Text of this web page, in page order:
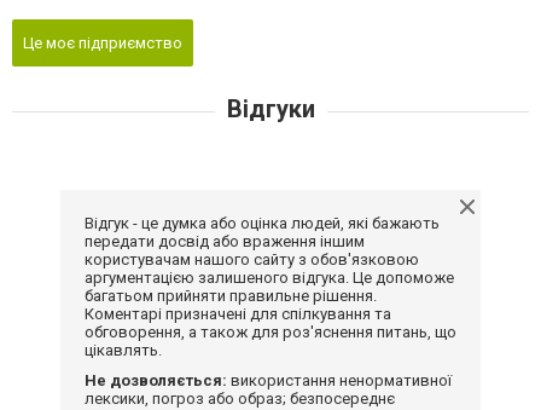
Це моє підприємство
Відгуки
Відгук - це думка або оцінка людей, які бажають
передати досвід або враження іншим
користувачам нашого сайту з обов'язковою
аргументацією залишеного відгука. Це допоможе
багатьом прийняти правильне рішення.
Коментарі призначені для спілкування та
обговорення, а також для роз'яснення питань, що
цікавлять.
Не дозволяється: використання ненормативної
лексики, погроз або образ; безпосереднє